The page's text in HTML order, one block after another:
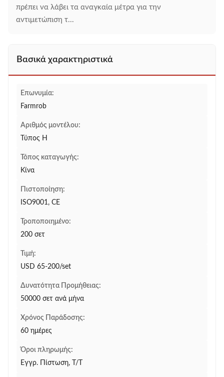
πρέπει να λάβει τα αναγκαία μέτρα για την
αντιμετώπιση τ...
Βασικά χαρακτηριστικά
Επωνυμία:
Farmrob
Αριθμός μοντέλου:
Τύπος H
Τόπος καταγωγής:
Κίνα
Πιστοποίηση:
ISO9001, CE
Τροποποιημένο:
200 σετ
Τιμή:
USD 65-200/set
Δυνατότητα Προμήθειας:
50000 σετ ανά μήνα
Χρόνος Παράδοσης:
60 ημέρες
Όροι πληρωμής:
Εγγρ. Πίστωση, T/T